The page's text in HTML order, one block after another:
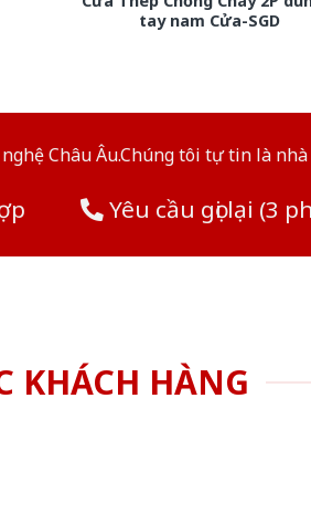
tay nam Cửa-SGD
Châu Âu.Chúng tôi tự tin là
Yêu cầu gọi lại (3
KHÁCH HÀNG